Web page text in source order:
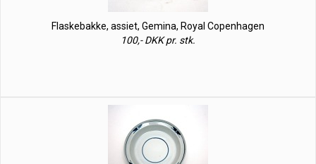
Flaskebakke, assiet, Gemina, Royal Copenhagen
100,- DKK pr. stk.